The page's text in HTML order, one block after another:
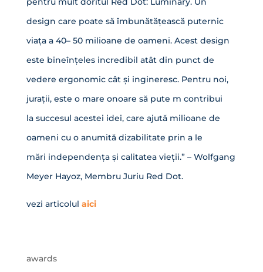
design care poate să îmbunătățească puternic
viața a 40– 50 milioane de oameni. Acest design
este bineînțeles incredibil atât din punct de
vedere ergonomic cât și ingineresc. Pentru noi,
jurații, este o mare onoare să pute m contribui
la succesul acestei idei, care ajută milioane de
oameni cu o anumită dizabilitate prin a le
mări independența și calitatea vieții.” – Wolfgang
Meyer Hayoz, Membru Juriu Red Dot.
vezi articolul aici
awards